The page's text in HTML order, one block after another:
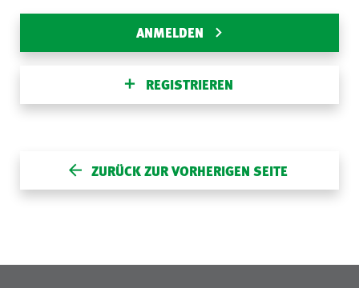
ANMELDEN
REGISTRIEREN
ZURÜCK ZUR VORHERIGEN SEITE